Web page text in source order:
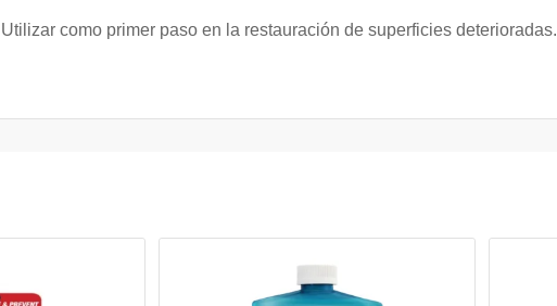
Utilizar como primer paso en la restauración de superficies deterioradas.